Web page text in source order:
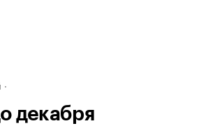
декабря